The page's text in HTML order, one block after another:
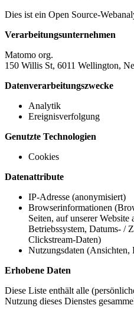
Dies ist ein Open Source-
Verarbeitungsunternehmen
Matomo org.
150 Willis St, 6011 Wellington,
Datenverarbeitungszwecke
Analytik
Ereignisverfolgung
Genutzte Technologien
Cookies
Datenattribute
IP-Adresse (anonymisiert)
Browserinformationen
Seiten, auf unserer Website
Betriebssystem, Datums- /
Clickstream-Daten)
Nutzungsdaten (Ansichten,
Erhobene Daten
Diese Liste enthält alle
Nutzung dieses Dienstes